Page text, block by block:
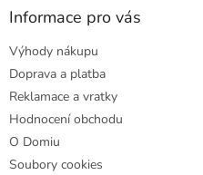
Informace pro vás
Výhody nákupu
Doprava a platba
Reklamace a vratky
Hodnocení obchodu
O Domiu
Soubory cookies